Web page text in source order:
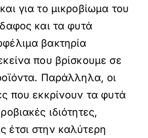
για το μικροβίωμα του
και τα φυτά
βακτηρία
που βρίσκουμε σε
Παράλληλα, οι
που εκκρίνουν τα φυτά
ιδιότητες,
έτσι στην καλύτερη